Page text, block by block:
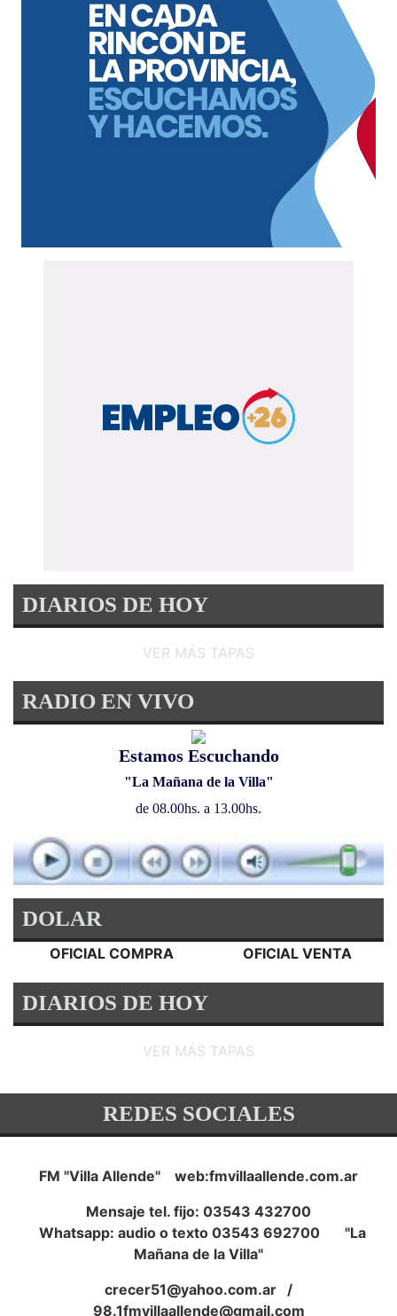
DIARIOS DE HOY
VER MÁS TAPAS
RADIO EN VIVO
Estamos Escuchando
"La Mañana de la Villa"
de 08.00hs. a 13.00hs.
DOLAR
OFICIAL COMPRA OFICIAL VENTA
DIARIOS DE HOY
VER MÁS TAPAS
REDES SOCIALES
FM "Villa Allende" web:fmvillaallende.com.ar
Mensaje tel. fijo: 03543 432700
Whatsapp: audio o texto 03543 692700 "La
Mañana de la Villa"
crecer51@yahoo.com.ar /
98.1fmvillaallende@gmail.com